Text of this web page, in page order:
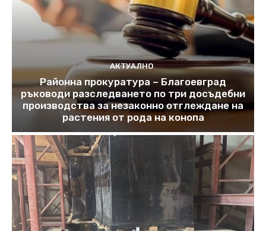
АКТУАЛНО
Районна прокуратура – Благоевград
ръководи разследването по три досъдебни
производства за незаконно отглеждане на
растения от рода на конопа